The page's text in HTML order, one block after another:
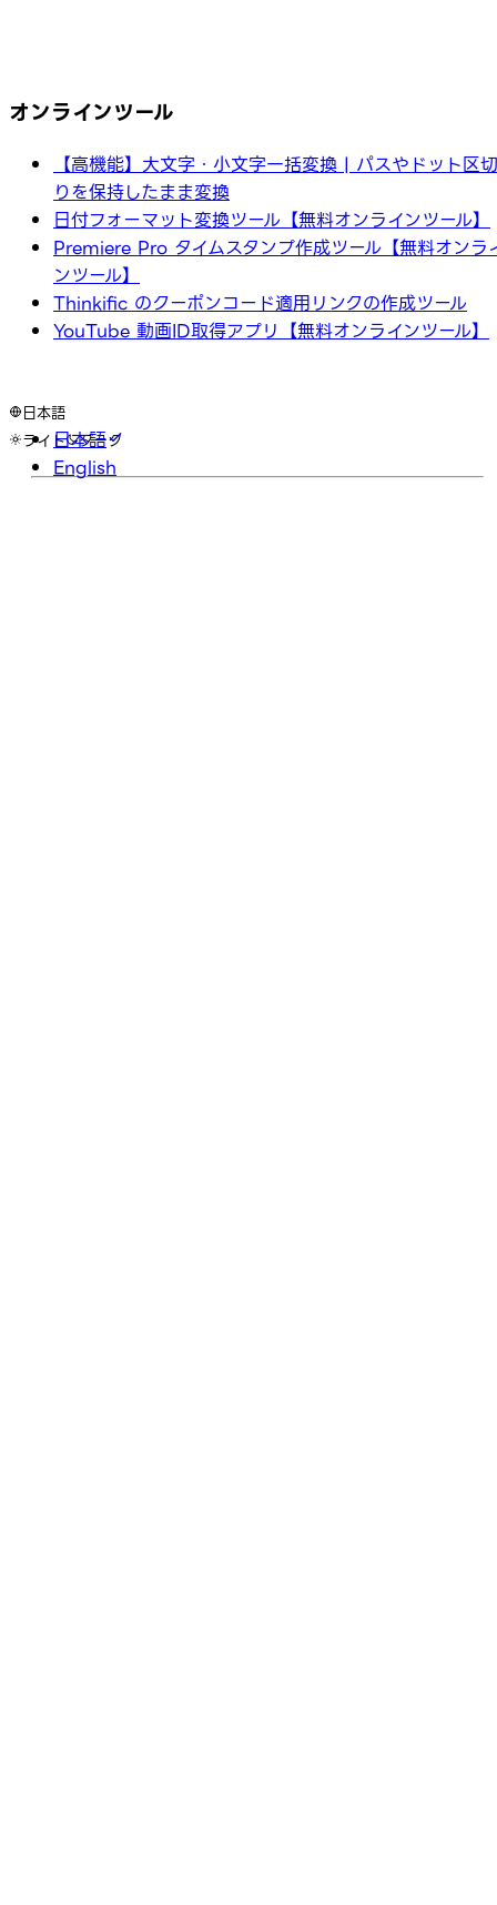
オンラインツール
【高機能】大文字・小文字一括変換 | パスやドット区切
りを保持したまま変換
日付フォーマット変換ツール【無料オンラインツール】
Premiere Pro タイムスタンプ作成ツール【無料オンラ
ンツール】
Thinkific のクーポンコード適用リンクの作成ツール
YouTube 動画ID取得アプリ【無料オンラインツール】
日本語
日本語
English
ライト ダーク